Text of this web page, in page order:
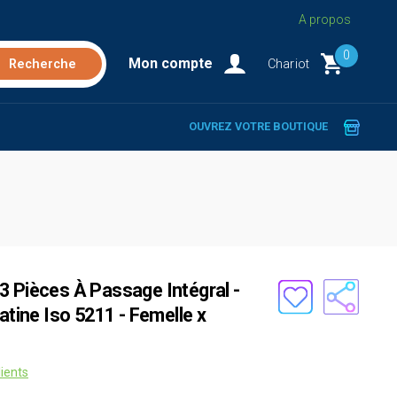
A propos
Mon compte Chariot
0
OUVREZ VOTRE BOUTIQUE
Pièces À Passage Intégral -
Iso 5211 - Femelle x